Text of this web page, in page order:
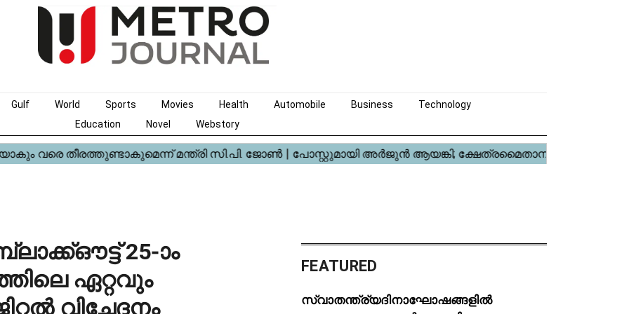
Gulf World Sports Movies Health Automobile Business
Technology
Education
Novel Webstory
25-ാം
ഏറ്റവും
വിച്ഛേദനം
FEATURED
സ്വാതന്ത്ര്യദിനാഘോഷങ്ങളിൽ